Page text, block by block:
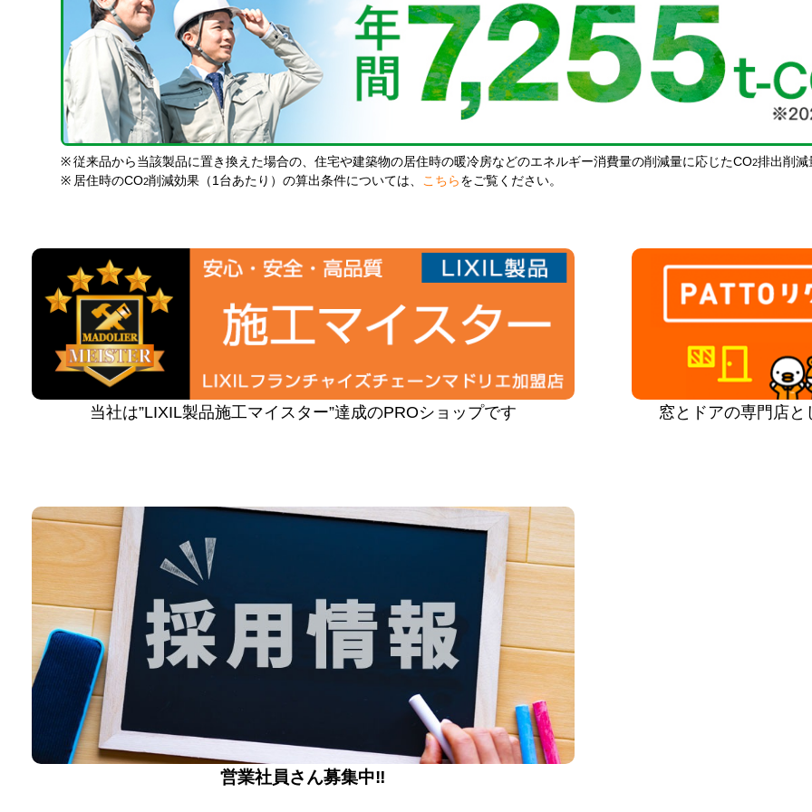
※ 従来品から当該製品に置き換えた場合の、住宅や建築物の居住時の暖冷房などのエネルギー消費量の削減量に応じたCO2排出削減
※ 居住時のCO2削減効果（1台あたり）の算出条件については、 こちら をご覧ください。
当社は”LIXIL製品施工マイスター”達成のPROショップです 窓とドアの専門店
営業社員さん募集中‼